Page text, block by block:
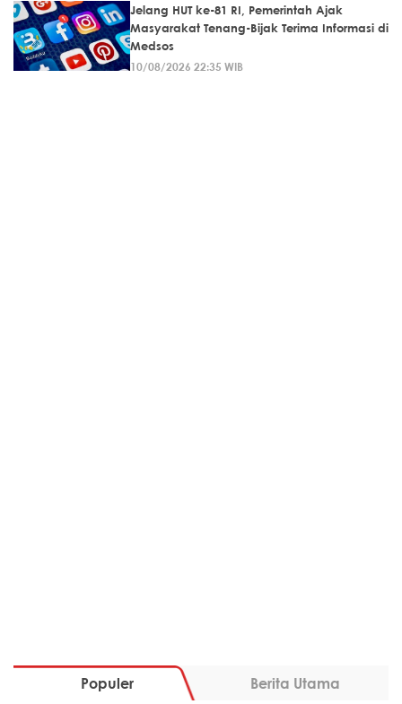
Jelang HUT ke-81 RI, Pemerintah Ajak
Masyarakat Tenang-Bijak Terima Informasi di
Medsos
10/08/2026 22:35 WIB
Populer Berita Utama